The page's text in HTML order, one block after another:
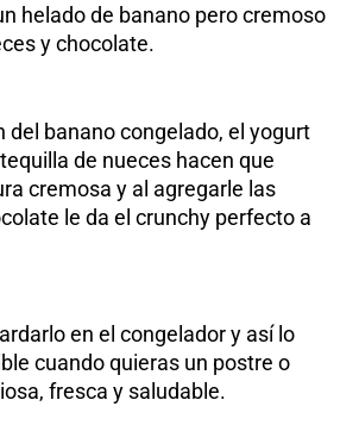
helado de banano pero cremoso
y chocolate.
del banano congelado, el yogurt
de nueces hacen que
cremosa y al agregarle las
le da el crunchy perfecto a
en el congelador y así lo
cuando quieras un postre o
fresca y saludable.